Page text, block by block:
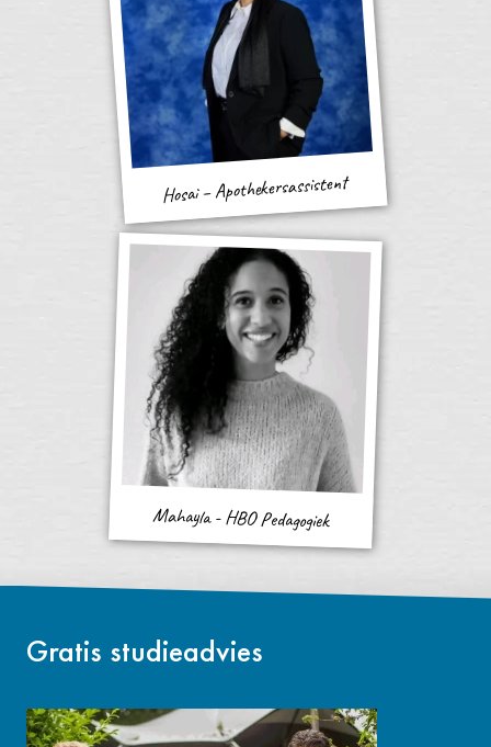
Hosai – Apothekersassistent
Mahayla - HBO Pedagogiek
Gratis studieadvies